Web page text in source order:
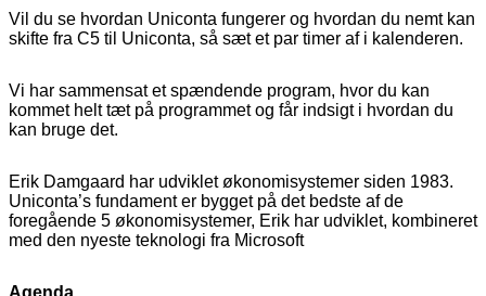
Vil du se hvordan Uniconta fungerer og hvordan du nemt kan
skifte fra C5 til Uniconta, så sæt et par timer af i kalenderen.
Vi har sammensat et spændende program, hvor du kan
kommet helt tæt på programmet og får indsigt i hvordan du
kan bruge det.
Erik Damgaard har udviklet økonomisystemer siden 1983.
Uniconta’s fundament er bygget på det bedste af de
foregående 5 økonomisystemer, Erik har udviklet, kombineret
med den nyeste teknologi fra Microsoft
Agenda